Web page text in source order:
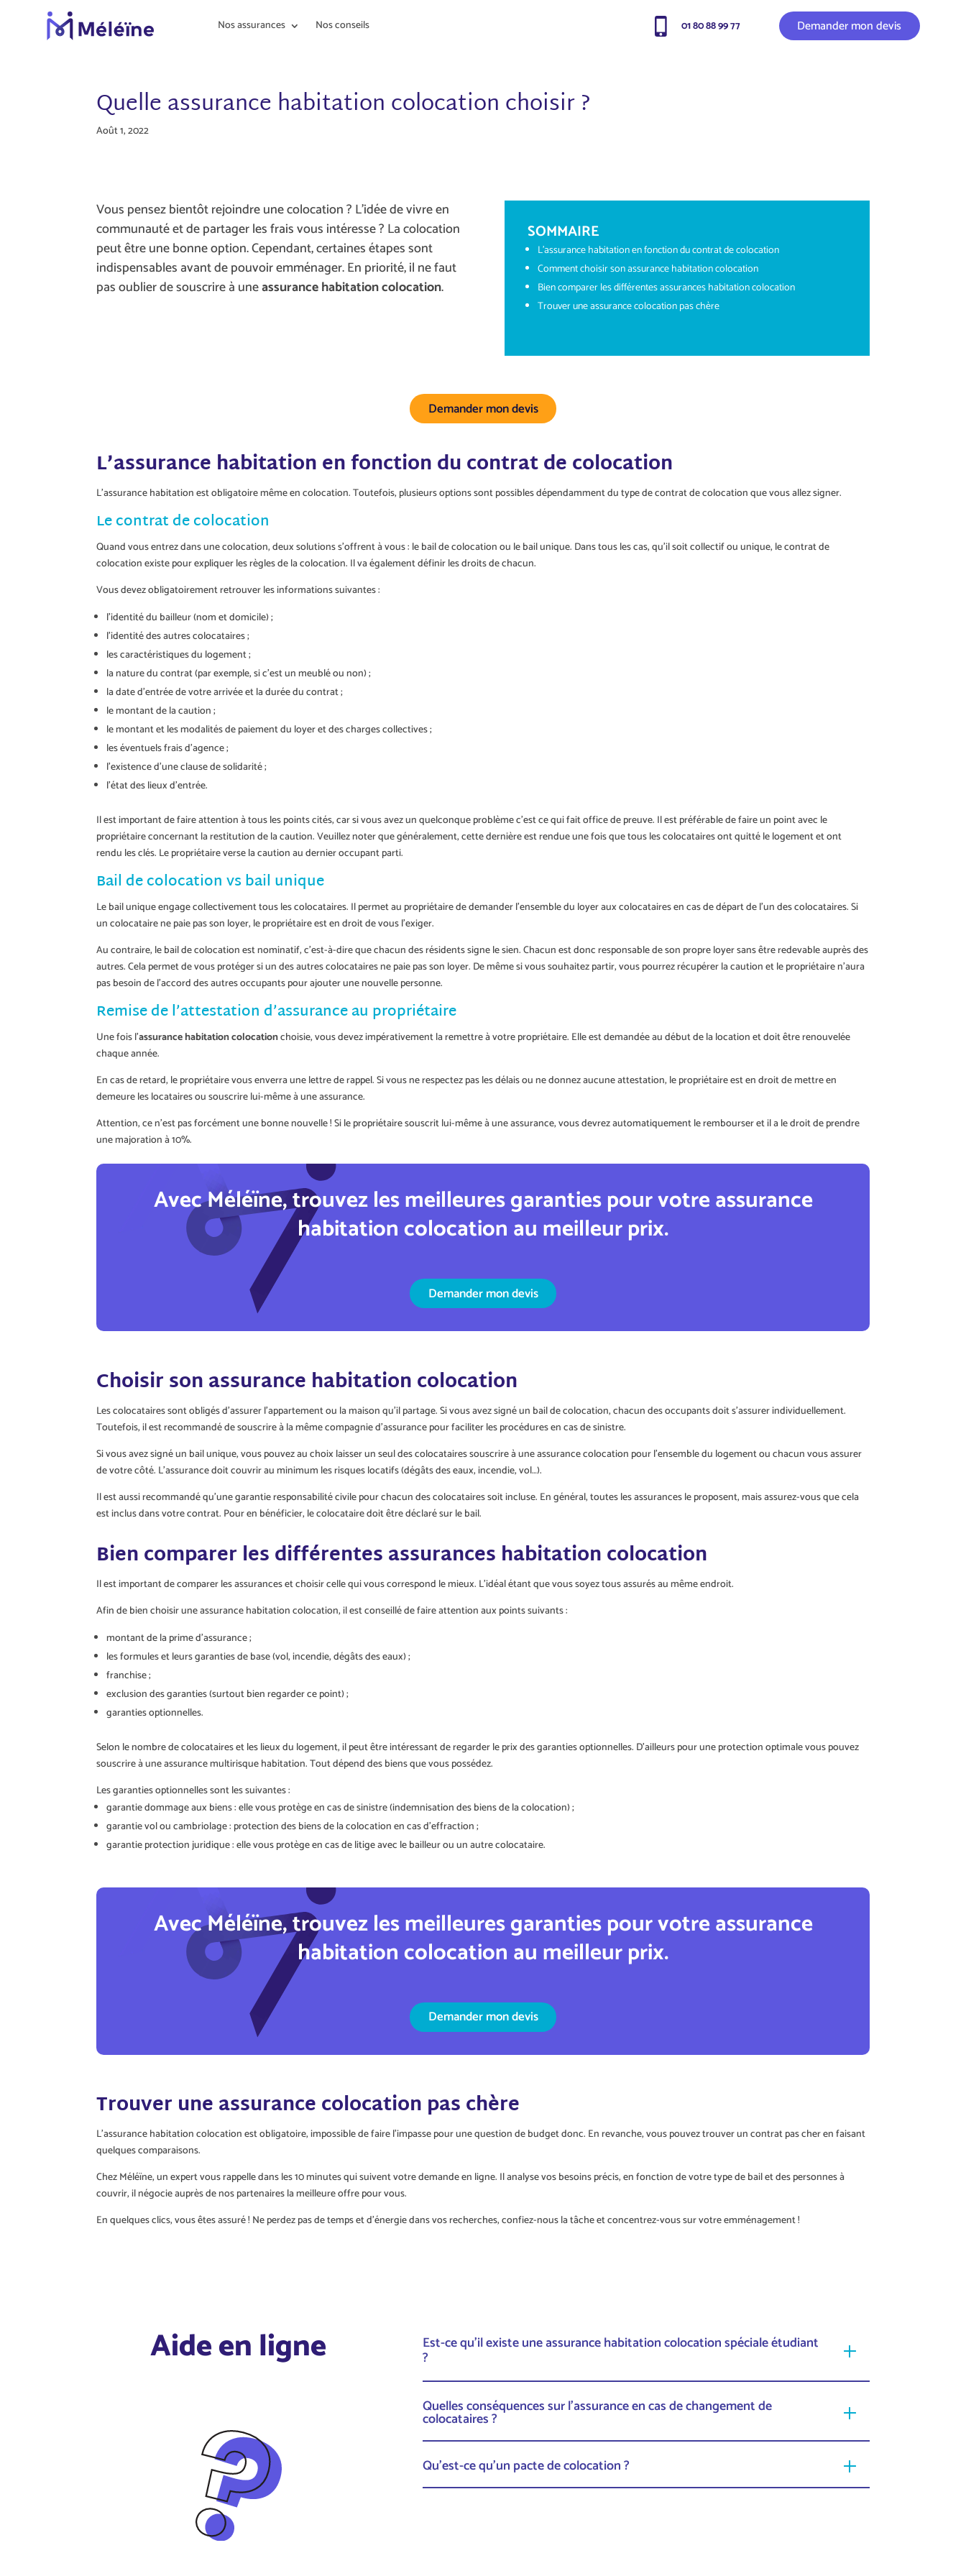
Nos assurances Nos conseils 01 80 88 99 77 Demander mon devis
Quelle assurance habitation colocation choisir ?
Août 1, 2022
Vous pensez bientôt rejoindre une colocation ? L’idée de vivre en
communauté et de partager les frais vous intéresse ? La colocation
peut être une bonne option. Cependant, certaines étapes sont
indispensables avant de pouvoir emménager. En priorité, il ne faut
pas oublier de souscrire à uneassurance habitation colocation.
SOMMAIRE
L’assurance habitation en fonction du contrat de colocation
Comment choisir son assurance habitation colocation
Bien comparer les différentes assurances habitation colocation
Trouver une assurance colocation pas chère
Demander mon devis
L’assurance habitation en fonction du contrat de colocation
L’assurance habitation est obligatoire même en colocation. Toutefois, plusieurs options sont possibles dépendamment du type de contrat de colocation que vous allez signer.
Le contrat de colocation
Quand vous entrez dans une colocation, deux solutions s’offrent à vous : le bail de colocation ou le bail unique. Dans tous les cas, qu’il soit collectif ou unique, le contrat de
colocation existe pour expliquer les règles de la colocation. Il va également définir les droits de chacun.
Vous devez obligatoirement retrouver les informations suivantes :
l’identité du bailleur (nom et domicile) ;
l’identité des autres colocataires ;
les caractéristiques du logement ;
la nature du contrat (par exemple, si c’est un meublé ou non) ;
la date d’entrée de votre arrivée et la durée du contrat ;
le montant de la caution ;
le montant et les modalités de paiement du loyer et des charges collectives ;
les éventuels frais d’agence ;
l’existence d’une clause de solidarité ;
l’état des lieux d’entrée.
Il est important de faire attention à tous les points cités, car si vous avez un quelconque problème c’est ce qui fait office de preuve. Il est préférable de faire un point avec le
propriétaire concernant la restitution de la caution. Veuillez noter que généralement, cette dernière est rendue une fois que tous les colocataires ont quitté le logement et ont
rendu les clés. Le propriétaire verse la caution au dernier occupant parti.
Bail de colocation vs bail unique
Le bail unique engage collectivement tous les colocataires. Il permet au propriétaire de demander l’ensemble du loyer aux colocataires en cas de départ de l’un des colocataires. Si
un colocataire ne paie pas son loyer, le propriétaire est en droit de vous l’exiger.
Au contraire, le bail de colocation est nominatif, c’est-à-dire que chacun des résidents signe le sien. Chacun est donc responsable de son propre loyer sans être redevable auprès des
autres. Cela permet de vous protéger si un des autres colocataires ne paie pas son loyer. De même si vous souhaitez partir, vous pourrez récupérer la caution et le propriétaire n’aura
pas besoin de l’accord des autres occupants pour ajouter une nouvelle personne.
Remise de l’attestation d’assurance au propriétaire
Une fois l’assurance habitation colocationchoisie, vous devez impérativement la remettre à votre propriétaire. Elle est demandée au début de la location et doit être renouvelée
chaque année.
En cas de retard, le propriétaire vous enverra une lettre de rappel. Si vous ne respectez pas les délais ou ne donnez aucune attestation, le propriétaire est en droit de mettre en
demeure les locataires ou souscrire lui-même à une assurance.
Attention, ce n’est pas forcément une bonne nouvelle ! Si le propriétaire souscrit lui-même à une assurance, vous devrez automatiquement le rembourser et il a le droit de prendre
une majoration à 10%.
Avec Méléïne, trouvez les meilleures garanties pour votre assurance
habitation colocationau meilleur prix.
Demander mon devis
Choisir son assurance habitation colocation
Les colocataires sont obligés d’assurer l’appartement ou la maison qu’il partage. Si vous avez signé un bail de colocation, chacun des occupants doit s’assurer individuellement.
Toutefois, il est recommandé de souscrire à la même compagnie d’assurance pour faciliter les procédures en cas de sinistre.
Si vous avez signé un bail unique, vous pouvez au choix laisser un seul des colocataires souscrire à une assurance colocation pour l’ensemble du logement ou chacun vous assurer
de votre côté. L’assurance doit couvrir au minimum les risques locatifs (dégâts des eaux, incendie, vol…).
Il est aussi recommandé qu’une garantie responsabilité civile pour chacun des colocataires soit incluse. En général, toutes les assurances le proposent, mais assurez-vous que cela
est inclus dans votre contrat. Pour en bénéficier, le colocataire doit être déclaré sur le bail.
Bien comparer les différentes assurances habitation colocation
Il est important de comparer les assurances et choisir celle qui vous correspond le mieux. L’idéal étant que vous soyez tous assurés au même endroit.
Afin de bien choisir une assurance habitation colocation, il est conseillé de faire attention aux points suivants :
montant de la prime d’assurance ;
les formules et leurs garanties de base (vol, incendie, dégâts des eaux) ;
franchise ;
exclusion des garanties (surtout bien regarder ce point) ;
garanties optionnelles.
Selon le nombre de colocataires et les lieux du logement, il peut être intéressant de regarder le prix des garanties optionnelles. D’ailleurs pour une protection optimale vous pouvez
souscrire à une assurance multirisque habitation. Tout dépend des biens que vous possédez.
Les garanties optionnelles sont les suivantes :
garantie dommage aux biens : elle vous protège en cas de sinistre (indemnisation des biens de la colocation) ;
garantie vol ou cambriolage : protection des biens de la colocation en cas d’effraction ;
garantie protection juridique : elle vous protège en cas de litige avec le bailleur ou un autre colocataire.
Avec Méléïne, trouvez les meilleures garanties pour votre assurance
habitation colocationau meilleur prix.
Demander mon devis
Trouver une assurance colocation pas chère
L’assurance habitation colocation est obligatoire, impossible de faire l’impasse pour une question de budget donc. En revanche, vous pouvez trouver un contrat pas cher en faisant
quelques comparaisons.
Chez Méléïne, un expert vous rappelle dans les 10 minutes qui suivent votre demande en ligne. Il analyse vos besoins précis, en fonction de votre type de bail et des personnes à
couvrir, il négocie auprès de nos partenaires la meilleure offre pour vous.
En quelques clics, vous êtes assuré ! Ne perdez pas de temps et d’énergie dans vos recherches, confiez-nous la tâche et concentrez-vous sur votre emménagement !
Aide en ligne Est-ce qu’il existe une assurance habitation colocation spéciale étudiant
?
Quelles conséquences sur l’assurance en cas de changement de
colocataires ?
Qu’est-ce qu’un pacte de colocation ?